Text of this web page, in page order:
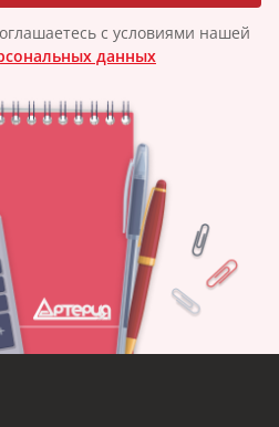
с условиями нашей
данных